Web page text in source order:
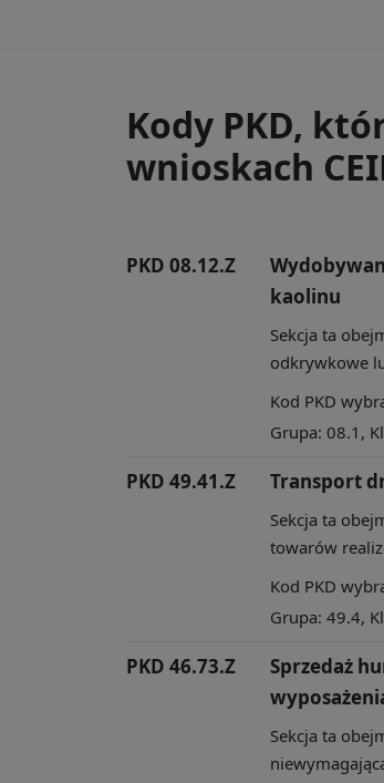
Kody PKD,
wnioskach
PKD 08.12.Z
kaolinu
Sekcja ta
odkrywkowe
Kod PKD
Grupa: 08.1,
PKD 49.41.Z Transport
Sekcja ta
towarów
Kod PKD
Grupa: 49.4,
PKD 46.73.Z
Sprzedaż
Sekcja ta